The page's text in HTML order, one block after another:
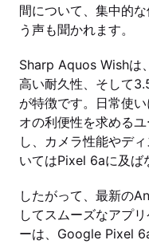
間について、集中的
う声も聞かれます。
Sharp Aquos Wishは
高い耐久性、そして
が特徴です。日常使
オの利便性を求める
し、カメラ性能やデ
いてはPixel 6aに及ば
したがって、最新の
してスムーズなアプ
ーは、Google Pixel